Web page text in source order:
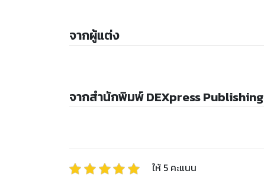
จากผู้แต่ง
จากสำนักพิมพ์ DEXpress Publishing
ให้ 5 คะแนน